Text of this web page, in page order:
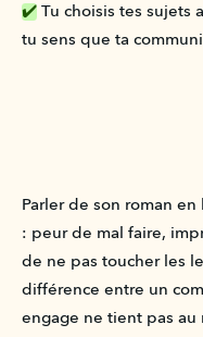
✔️ Tu choisis tes sujets
tu sens que ta
Parler de son roman
: peur de mal faire,
de ne pas toucher les
différence entre un
engage ne tient pas